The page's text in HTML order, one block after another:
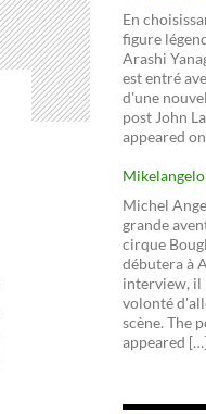
En
figure
Arashi
est entré
d'une
post John
appeared
Michel
grande
cirque
débutera à
interview, il
volonté
scène. The
appeared